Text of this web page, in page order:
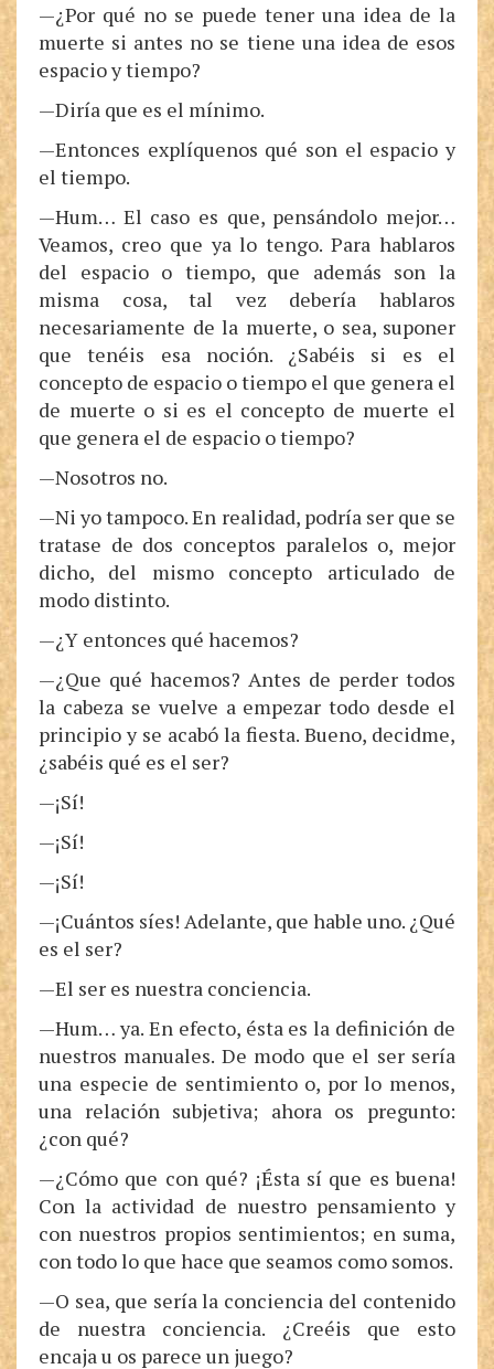
—¿Por qué no se puede tener una idea de la
muerte si antes no se tiene una idea de esos
espacio y tiempo?
—Diría que es el mínimo.
—Entonces explíquenos qué son el espacio y
el tiempo.
—Hum… El caso es que, pensándolo mejor…
Veamos, creo que ya lo tengo. Para hablaros
del espacio o tiempo, que además son la
misma cosa, tal vez debería hablaros
necesariamente de la muerte, o sea, suponer
que tenéis esa noción. ¿Sabéis si es el
concepto de espacio o tiempo el que genera el
de muerte o si es el concepto de muerte el
que genera el de espacio o tiempo?
—Nosotros no.
—Ni yo tampoco. En realidad, podría ser que se
tratase de dos conceptos paralelos o, mejor
dicho, del mismo concepto articulado de
modo distinto.
—¿Y entonces qué hacemos?
—¿Que qué hacemos? Antes de perder todos
la cabeza se vuelve a empezar todo desde el
principio y se acabó la fiesta. Bueno, decidme,
¿sabéis qué es el ser?
—¡Sí!
—¡Sí!
—¡Sí!
—¡Cuántos síes! Adelante, que hable uno. ¿Qué
es el ser?
—El ser es nuestra conciencia.
—Hum… ya. En efecto, ésta es la definición de
nuestros manuales. De modo que el ser sería
una especie de sentimiento o, por lo menos,
una relación subjetiva; ahora os pregunto:
¿con qué?
—¿Cómo que con qué? ¡Ésta sí que es buena!
Con la actividad de nuestro pensamiento y
con nuestros propios sentimientos; en suma,
con todo lo que hace que seamos como somos.
—O sea, que sería la conciencia del contenido
de nuestra conciencia. ¿Creéis que esto
encaja u os parece un juego?